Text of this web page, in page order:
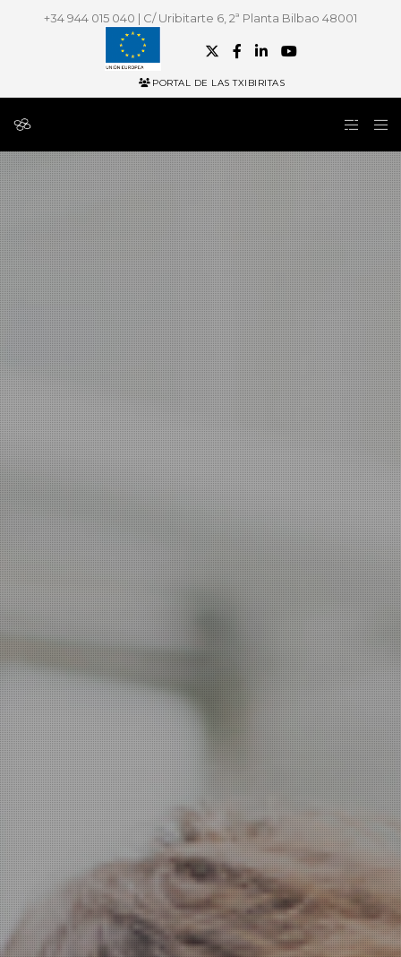
+34 944 015 040 | C/ Uribitarte 6, 2ª Planta Bilbao 48001
PORTAL DE LAS TXIBIRITAS